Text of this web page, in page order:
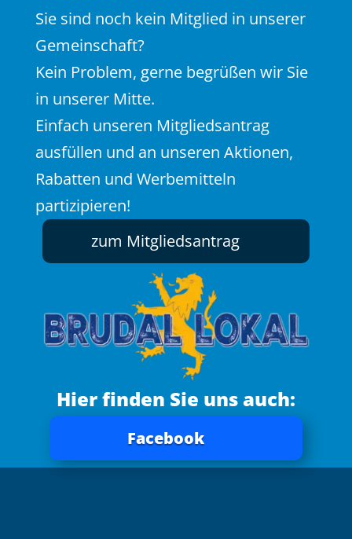
Sie sind noch kein Mitglied in unserer
Gemeinschaft?
Kein Problem, gerne begrüßen wir Sie
in unserer Mitte.
Einfach unseren Mitgliedsantrag
ausfüllen und an unseren Aktionen,
Rabatten und Werbemitteln
partizipieren!
zum Mitgliedsantrag
Hier finden Sie uns auch:
Facebook